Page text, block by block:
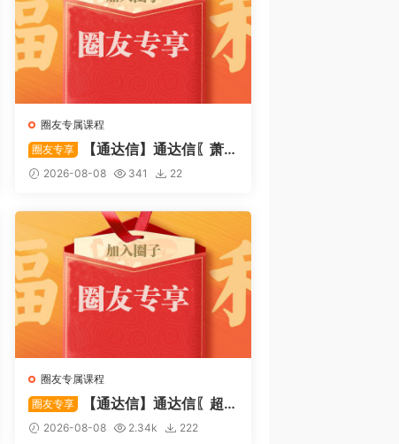
圈友专属课程
圈友专享
【通达信】通达信〖萧
啸双通道〗主图指标 研判股价运
2026-08-08 341 22
圈友专属课程
圈友专享
【通达信】通达信〖超
强MACD〗副图指标 斐波那契
2026-08-08 2.34k 222